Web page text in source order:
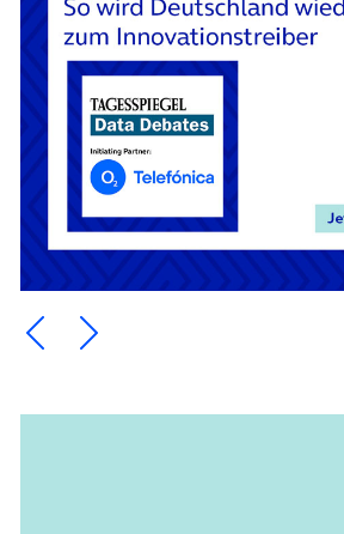
Ein Element zurück blättern
Ein Element weiter blättern